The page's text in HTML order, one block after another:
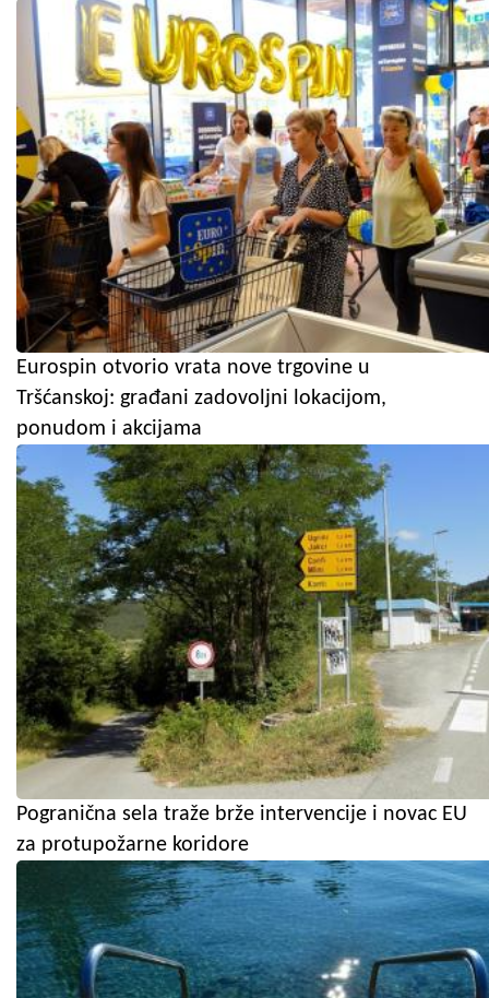
Eurospin otvorio vrata nove trgovine u
Tršćanskoj: građani zadovoljni lokacijom,
ponudom i akcijama
Pogranična sela traže brže intervencije i novac EU
za protupožarne koridore